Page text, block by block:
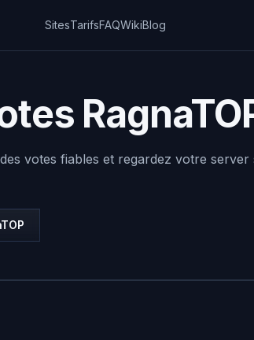
SitesTarifsFAQWikiBlog
votes fiables et regardez votre server